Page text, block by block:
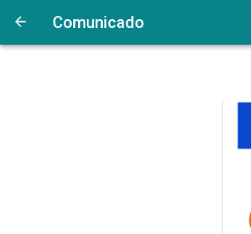
Comunicado